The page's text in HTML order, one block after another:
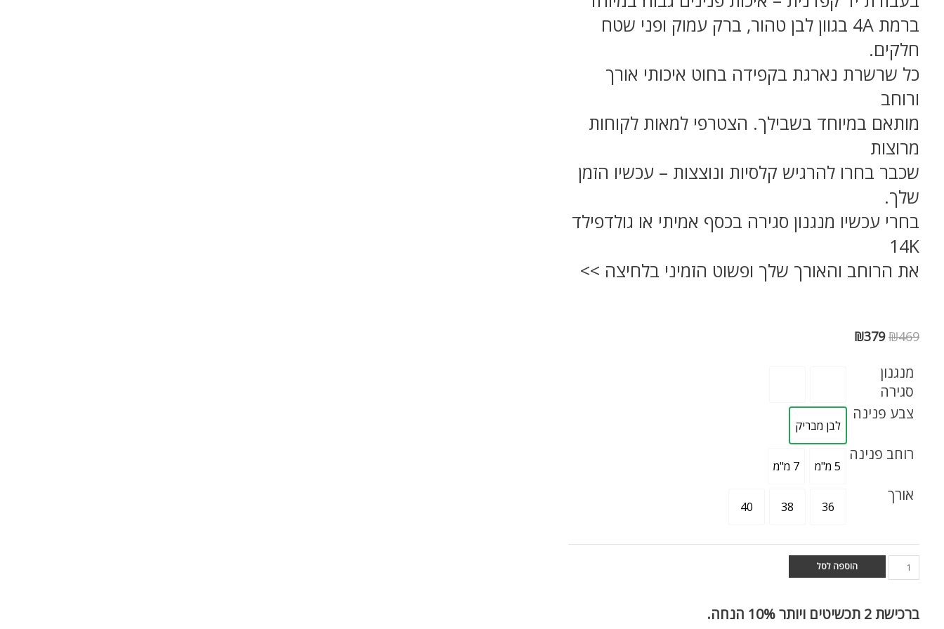
ברמת 4A בגוון לבן טהור, ברק עמוק ופני שטח
חלקים.
כל שרשרת נארגת בקפידה בחוט איכותי אורך
ורוחב
מותאם במיוחד בשבילך. הצטרפי למאות לקוחות
מרוצות
שכבר בחרו להרגיש קלסיות ונוצצות – עכשיו הזמן
שלך.
בחרי עכשיו מנגנון סגירה בכסף אמיתי או גולדפילד
14K
את הרוחב והאורך שלך ופשוט הזמיני בלחיצה >>
₪469
₪379
מנגנון
סגירה
צבע פנינה
לבן מבריק
רוחב פנינה
5 מ"מ 7 מ"מ
אורך
36
38
40
הוספה לסל
ברכישת